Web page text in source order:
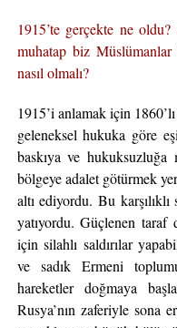
1915’te gerçekte ne
muhatap biz
nasıl olmalı?
1915’i anlamak için
geleneksel hukuka göre
baskıya ve
bölgeye adalet götürmek
altı ediyordu. Bu karşılıklı
yatıyordu. Güçlenen taraf
için silahlı saldırılar
ve sadık Ermeni
hareketler doğmaya
Rusya’nın zaferiyle sona